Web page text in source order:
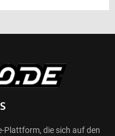
Plattform, die sich auf den